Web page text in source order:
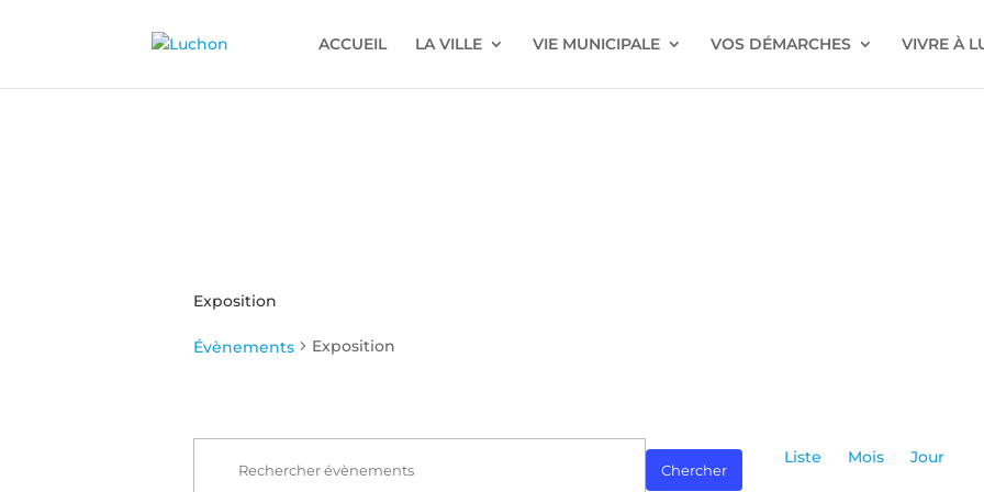
ACCUEIL LA VILLE VIE MUNICIPALE VOS DÉMARCHES VIVRE À
Exposition
Évènements Exposition
Évènements
Recherche
Chercher
de
Liste Mois Jour